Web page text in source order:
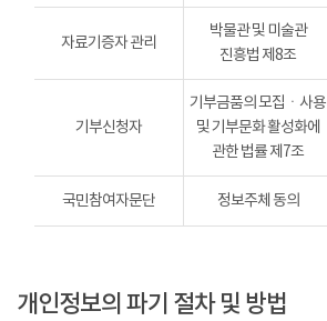
자료기증자 관리
박물관 및 미술관
진흥법 제8조
기부신청자
기부금품의 모집ㆍ사용
및 기부문화 활성화에
관한 법률 제7조
국민참여자문단 정보주체 동의
개인정보의 파기 절차 및 방법